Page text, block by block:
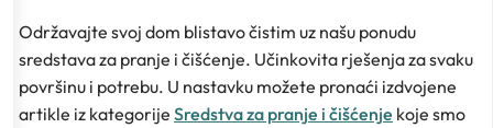
Održavajte svoj dom blistavo čistim uz našu ponudu
sredstava za pranje i čišćenje. Učinkovita rješenja za svaku
površinu i potrebu. U nastavku možete pronaći izdvojene
artikle iz kategorije Sredstva za pranje i čišćenje koje smo